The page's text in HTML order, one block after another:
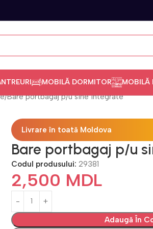
MOBILĂ DORMITOR MOBILĂ
Bare portbagaj p/u sine integrate
Livrare în toată Moldova
Bare portbagaj p/u
Codul produsului: 29381
2,500 MDL
Adaugă În